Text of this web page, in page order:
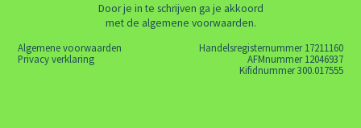
Door je in te schrijven ga je akkoord
met de algemene voorwaarden.
Algemene voorwaarden
Privacy verklaring
Handelsregisternummer 17211160
AFMnummer 12046937
Kifidnummer 300.017555